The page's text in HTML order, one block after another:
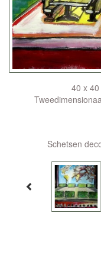
40 x
Schetsen